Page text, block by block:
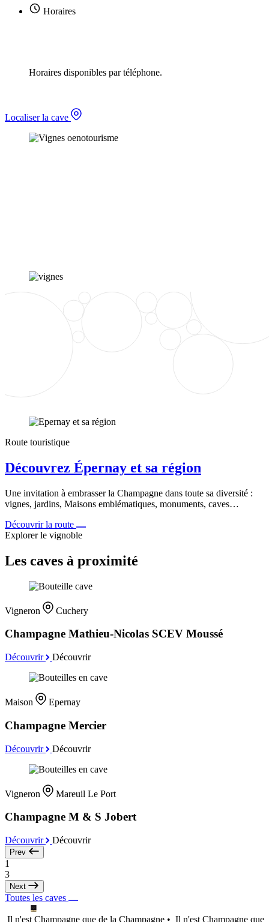
Horaires
Horaires disponibles par téléphone.
Localiser la cave
Route touristique
Découvrez Épernay et sa région
Une invitation à embrasser la Champagne dans toute sa diversité :
vignes, jardins, Maisons emblématiques, monuments, caves…
Découvrir la route
Explorer le vignoble
Les caves à proximité
Vigneron Cuchery
Champagne Mathieu-Nicolas SCEV Moussé
Découvrir Découvrir
Maison Epernay
Champagne Mercier
Découvrir Découvrir
Vigneron Mareuil Le Port
Champagne M & S Jobert
Découvrir Découvrir
Prev
1
3
Next
Toutes les caves
Il n'est Champagne que de la Champagne • Il n'est Champagne que